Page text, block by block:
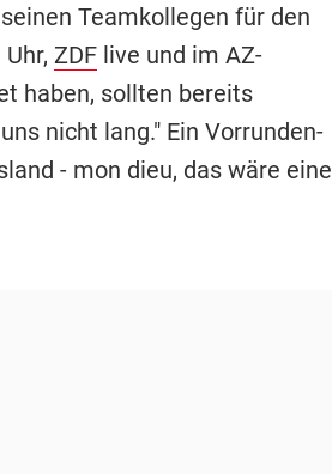
Teamkollegen für den
ZDFlive und im AZ-
haben, sollten bereits
nicht lang." Ein Vorrunden-
- mon dieu, das wäre eine